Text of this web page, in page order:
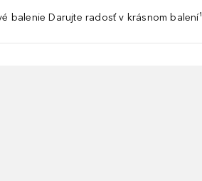
balenie Darujte radosť v krásnom balení¹